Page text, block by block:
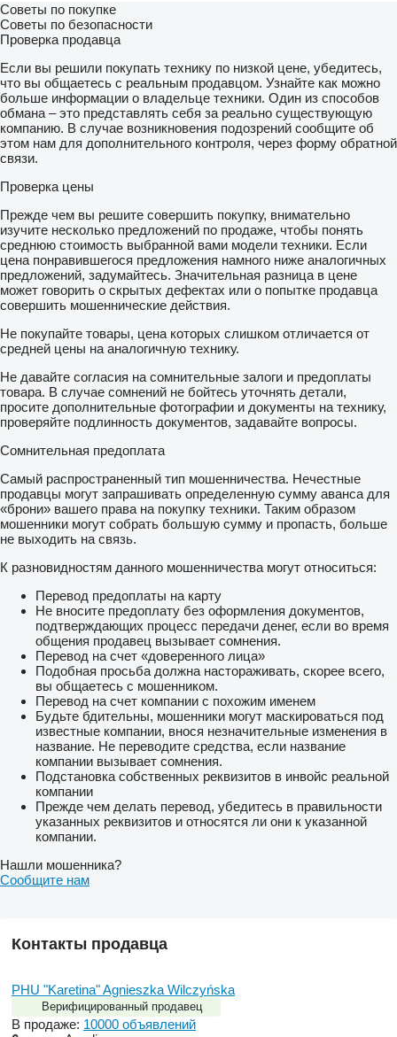
Советы по покупке
Советы по безопасности
Проверка продавца
Если вы решили покупать технику по низкой цене, убедитесь,
что вы общаетесь с реальным продавцом. Узнайте как можно
больше информации о владельце техники. Один из способов
обмана – это представлять себя за реально существующую
компанию. В случае возникновения подозрений сообщите об
этом нам для дополнительного контроля, через форму обратной
связи.
Проверка цены
Прежде чем вы решите совершить покупку, внимательно
изучите несколько предложений по продаже, чтобы понять
среднюю стоимость выбранной вами модели техники. Если
цена понравившегося предложения намного ниже аналогичных
предложений, задумайтесь. Значительная разница в цене
может говорить о скрытых дефектах или о попытке продавца
совершить мошеннические действия.
Не покупайте товары, цена которых слишком отличается от
средней цены на аналогичную технику.
Не давайте согласия на сомнительные залоги и предоплаты
товара. В случае сомнений не бойтесь уточнять детали,
просите дополнительные фотографии и документы на технику,
проверяйте подлинность документов, задавайте вопросы.
Сомнительная предоплата
Самый распространенный тип мошенничества. Нечестные
продавцы могут запрашивать определенную сумму аванса для
«брони» вашего права на покупку техники. Таким образом
мошенники могут собрать большую сумму и пропасть, больше
не выходить на связь.
К разновидностям данного мошенничества могут относиться:
Перевод предоплаты на карту
Не вносите предоплату без оформления документов,
подтверждающих процесс передачи денег, если во время
общения продавец вызывает сомнения.
Перевод на счет «доверенного лица»
Подобная просьба должна настораживать, скорее всего,
вы общаетесь с мошенником.
Перевод на счет компании с похожим именем
Будьте бдительны, мошенники могут маскироваться под
известные компании, внося незначительные изменения в
название. Не переводите средства, если название
компании вызывает сомнения.
Подстановка собственных реквизитов в инвойс реальной
компании
Прежде чем делать перевод, убедитесь в правильности
указанных реквизитов и относятся ли они к указанной
компании.
Нашли мошенника?
Сообщите нам
Контакты продавца
PHU "Karetina" Agnieszka Wilczyńska
Верифицированный продавец
В продаже: 10000 объявлений